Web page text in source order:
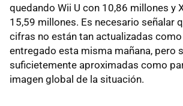
quedando Wii U con 10,86 millones y
15,59 millones. Es necesario señalar
cifras no están tan actualizadas como
entregado esta misma mañana, pero
suficietemente aproximadas como
imagen global de la situación.